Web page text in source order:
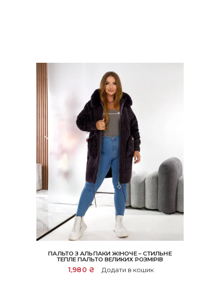
ПАЛЬТО З АЛЬПАКИ ЖІНОЧЕ – СТИЛЬНЕ
ТЕПЛЕ ПАЛЬТО ВЕЛИКИХ РОЗМІРІВ
1,980 ₴ Додати в кошик